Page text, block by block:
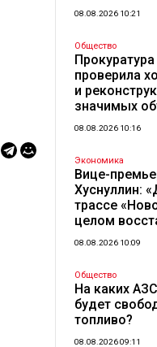
08.08.2026 10:21
Общество
проверила
и
значимых
08.08.2026 10:16
Экономика
Вице-
Хуснуллин:
трассе
целом
08.08.2026 10:09
Общество
На каких
будет
топливо?
08.08.2026 09:11